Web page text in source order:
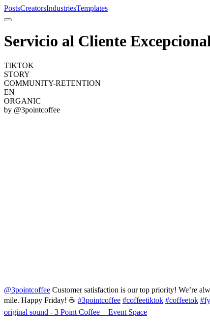
PostsCreatorsIndustriesTemplates
Servicio al Cliente
TIKTOK
STORY
COMMUNITY-RETENTION
EN
ORGANIC
by @3pointcoffee
@3pointcoffee Customer satisfaction is our top priority! We’re
mile. Happy Friday! ☕️ #3pointcoffee #coffeetiktok #coffeetok
original sound - 3 Point Coffee + Event Space